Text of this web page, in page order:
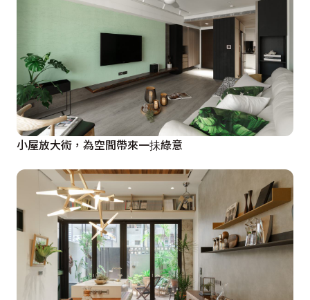
小屋放大術，為空間帶來一抺綠意